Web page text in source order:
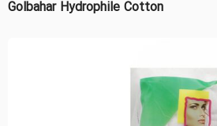
Golbahar Hydrophile Cotton